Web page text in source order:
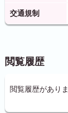
交通規制
閲覧履歴
閲覧履歴がありま